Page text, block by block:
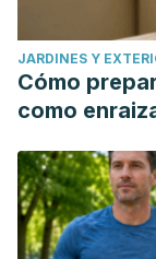
JARDINES Y
Cómo
como